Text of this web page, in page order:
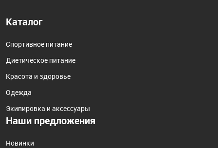
Каталог
Спортивное питание
Диетическое питание
Красота и здоровье
Одежда
Экипировка и аксессуары
Наши предложения
Новинки